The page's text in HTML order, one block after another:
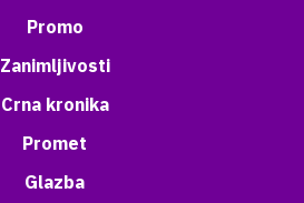
Promo
Zanimljivosti
Crna kronika
Promet
Glazba